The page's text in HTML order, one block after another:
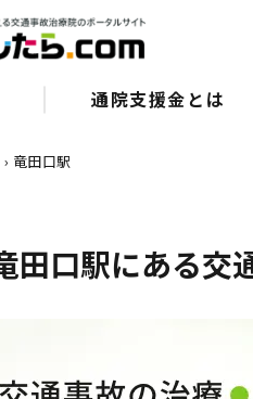
通院⽀援⾦とは
› 竜田口駅
田口駅にある交